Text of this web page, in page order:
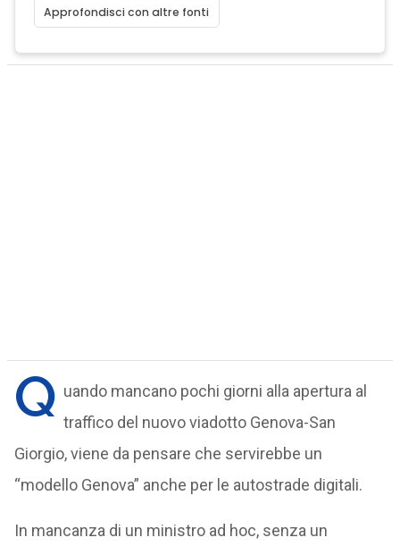
Approfondisci con altre fonti
Q uando mancano pochi giorni alla apertura al
traffico del nuovo viadotto Genova-San
Giorgio, viene da pensare che servirebbe un
“modello Genova” anche per le autostrade digitali.
In mancanza di un ministro ad hoc, senza un